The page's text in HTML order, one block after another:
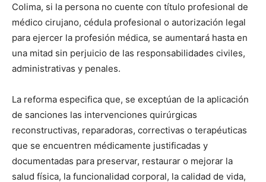
Colima, si la persona no cuente con título profesional de
médico cirujano, cédula profesional o autorización legal
para ejercer la profesión médica, se aumentará hasta en
una mitad sin perjuicio de las responsabilidades civiles,
administrativas y penales.
La reforma especifica que, se exceptúan de la aplicación
de sanciones las intervenciones quirúrgicas
reconstructivas, reparadoras, correctivas o terapéuticas
que se encuentren médicamente justificadas y
documentadas para preservar, restaurar o mejorar la
salud física, la funcionalidad corporal, la calidad de vida,